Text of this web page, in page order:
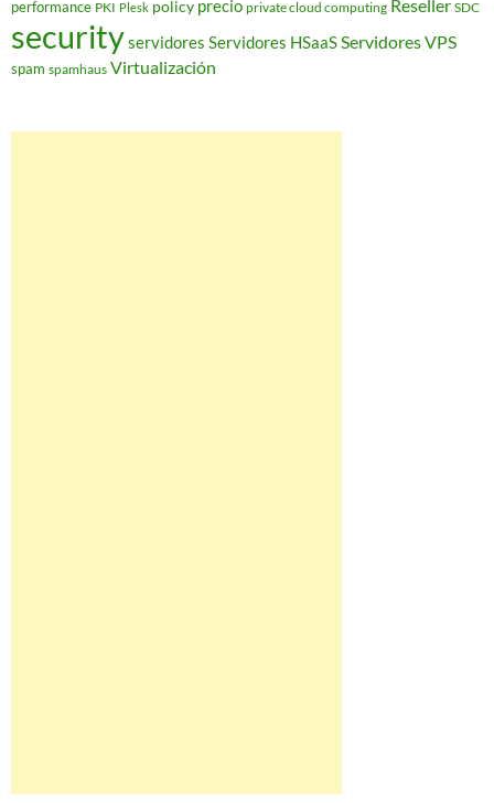
performance PKI Plesk policy precio private cloud computing Reseller SDC
securityservidores Servidores HSaaSServidores VPS
spam spamhaus Virtualización